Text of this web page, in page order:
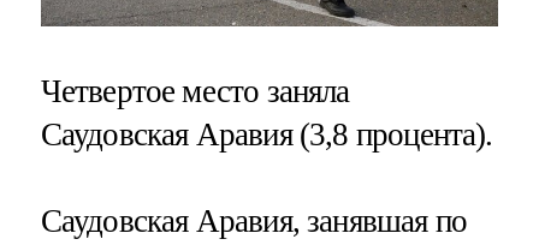
Четвертое место заняла
Саудовская Аравия (3,8 процента).
Саудовская Аравия, занявшая по